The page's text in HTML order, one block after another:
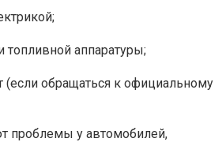
топливной аппаратуры;
(если обращаться к официальному
проблемы у автомобилей,